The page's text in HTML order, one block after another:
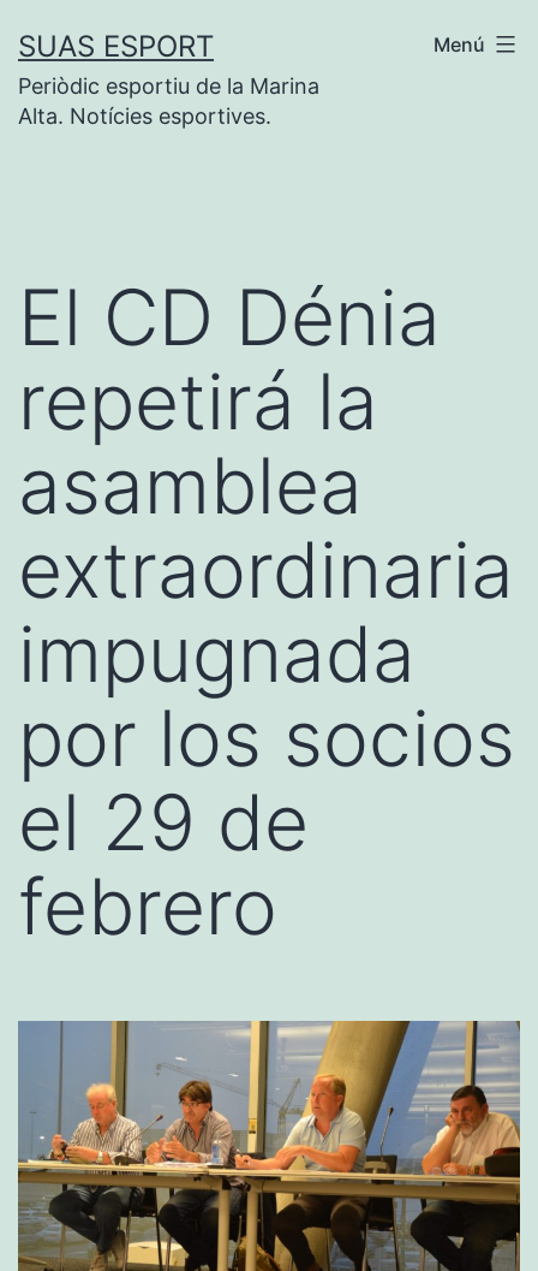
contenido
SUAS ESPORT
Periòdic esportiu de la Marina
Alta. Notícies esportives.
Menú
El CD Dénia
repetirá la
asamblea
extraordinaria
impugnada
por los socios
el 29 de
febrero